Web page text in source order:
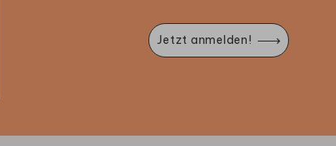
Jetzt anmelden!